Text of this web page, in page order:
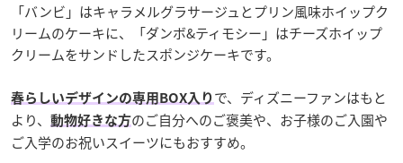
「バンビ」はキャラメルグラサージュとプリン風味ホイップク
リームのケーキに、「ダンボ&ティモシー」はチーズホイップ
クリームをサンドしたスポンジケーキです。
春らしいデザインの専用BOX入り で、ディズニーファンはもと
より、
動物好きな方のご自分へのご褒美や、お子様のご入園や
ご入学のお祝いスイーツにもおすすめ。